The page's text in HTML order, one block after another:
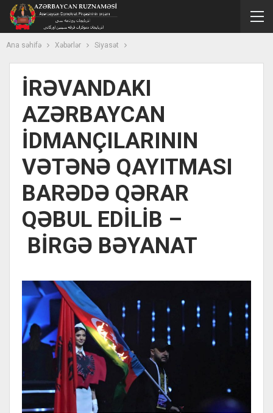
Ana səhifə Xəbərlər Siyasət
İRƏVANDAKI
AZƏRBAYCAN
İDMANÇILARININ
VƏTƏNƏ QAYITMASI
BARƏDƏ QƏRAR
QƏBUL EDİLİB –
BİRGƏ BƏYANAT